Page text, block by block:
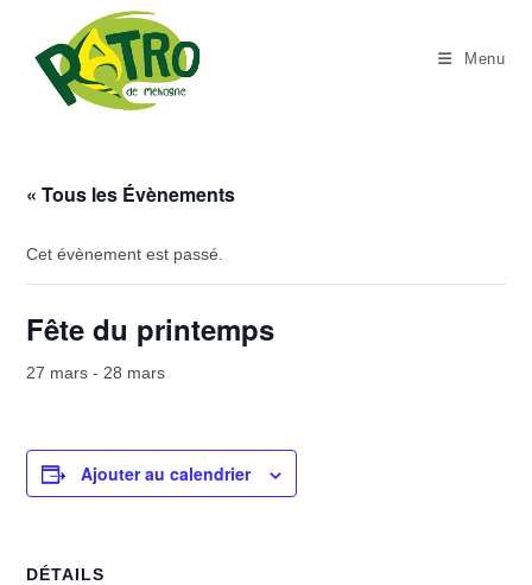
content
Menu
« Tous les Évènements
Cet évènement est passé.
Fête du printemps
27 mars - 28 mars
Ajouter au calendrier
DÉTAILS